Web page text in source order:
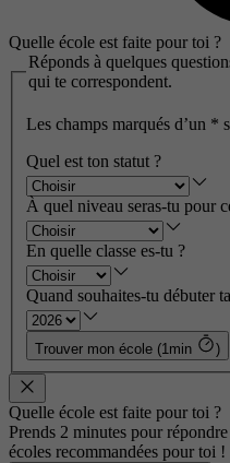
Quelle école est faite pour toi ?
Réponds à quelques
qui te correspondent.
Les champs marqués d’un *
Quel est ton statut ?
À quel niveau seras-tu pour
En quelle classe es-tu ?
Quand souhaites-tu débuter
Trouver mon école (1min )
Quelle école est faite pour toi ?
Prends 2 minutes pour
écoles recommandées pour toi !